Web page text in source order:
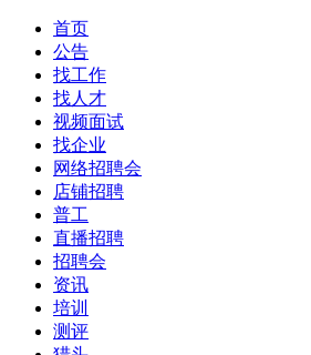
首页
公告
找工作
找人才
视频面试
找企业
网络招聘会
店铺招聘
普工
直播招聘
招聘会
资讯
培训
测评